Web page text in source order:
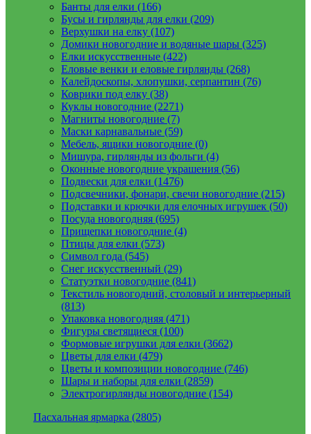
Банты для елки (166)
Бусы и гирлянды для елки (209)
Верхушки на елку (107)
Домики новогодние и водяные шары (325)
Елки искусственные (422)
Еловые венки и еловые гирлянды (268)
Калейдоскопы, хлопушки, серпантин (76)
Коврики под елку (38)
Куклы новогодние (2271)
Магниты новогодние (7)
Маски карнавальные (59)
Мебель, ящики новогодние (0)
Мишура, гирлянды из фольги (4)
Оконные новогодние украшения (56)
Подвески для елки (1476)
Подсвечники, фонари, свечи новогодние (215)
Подставки и крючки для елочных игрушек (50)
Посуда новогодняя (695)
Прищепки новогодние (4)
Птицы для елки (573)
Символ года (545)
Снег искусственный (29)
Статуэтки новогодние (841)
Текстиль новогодний, столовый и интерьерный
(813)
Упаковка новогодняя (471)
Фигуры светящиеся (100)
Формовые игрушки для елки (3662)
Цветы для елки (479)
Цветы и композиции новогодние (746)
Шары и наборы для елки (2859)
Электрогирлянды новогодние (154)
Пасхальная ярмарка (2805)